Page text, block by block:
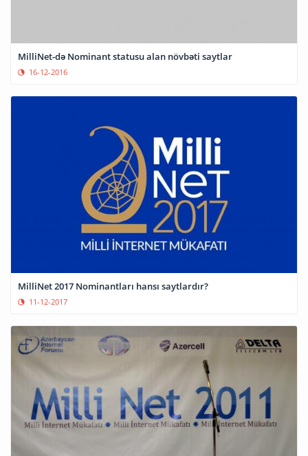
MilliNet-də Nominant statusu alan növbəti saytlar
16-12-2016
MilliNet 2017 Nominantları hansı saytlardır?
11-12-2017